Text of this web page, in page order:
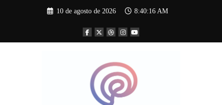
10 de agosto de 2026 8:40:18 AM